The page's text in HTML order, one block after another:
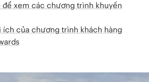
để xem các chương trình khuyến
ích của chương trình khách hàng